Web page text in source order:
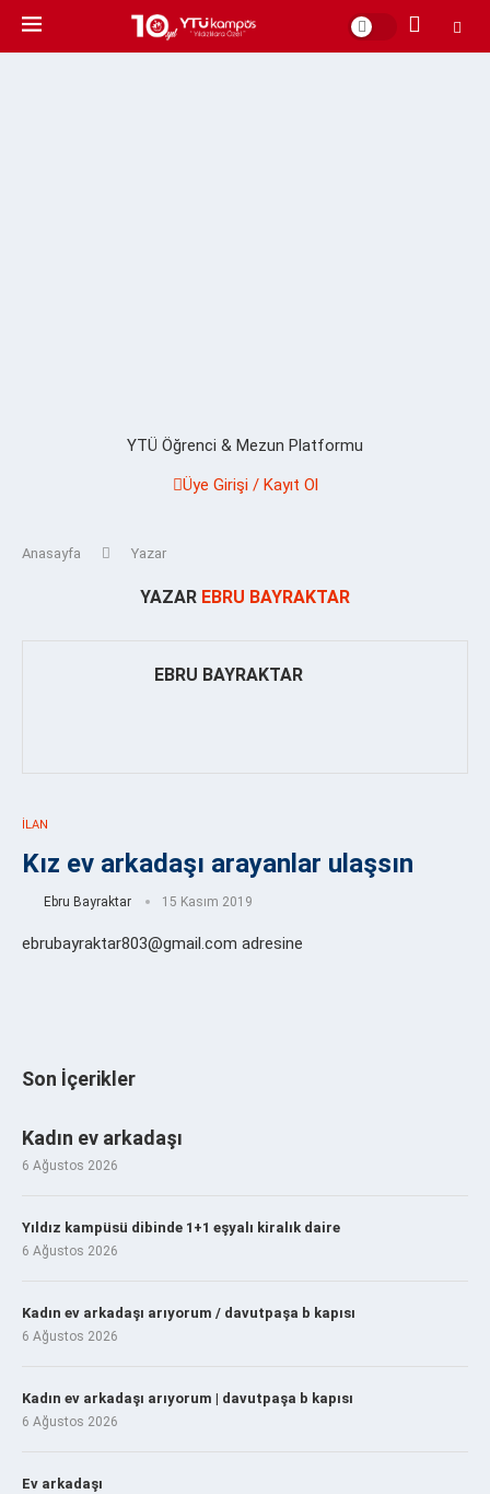
YTÜ Öğrenci & Mezun Platformu
Üye Girişi / Kayıt Ol
Anasayfa Yazar
YAZAR EBRU BAYRAKTAR
EBRU BAYRAKTAR
İLAN
Kız ev arkadaşı arayanlar ulaşsın
Ebru Bayraktar 15 Kasım 2019
ebrubayraktar803@gmail.com adresine
Son İçerikler
Kadın ev arkadaşı
6 Ağustos 2026
Yıldız kampüsü dibinde 1+1 eşyalı kiralık daire
6 Ağustos 2026
Kadın ev arkadaşı arıyorum / davutpaşa b kapısı
6 Ağustos 2026
Kadın ev arkadaşı arıyorum | davutpaşa b kapısı
6 Ağustos 2026
Ev arkadaşı